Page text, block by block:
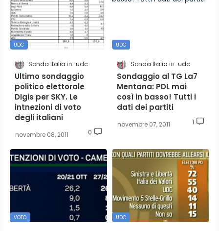
UDC
Sonda Italia udc
Ultimo sondaggio
politico elettorale
DIgis per SKY. Le
intnezioni di voto
degli italiani
novembre 08, 2011 0
UDC
Sonda Italia udc
Sondaggio al TG La7
Mentana: PDL mai
così in basso! Tutti i
dati dei partiti
novembre 07, 2011 1
VOTO UDC